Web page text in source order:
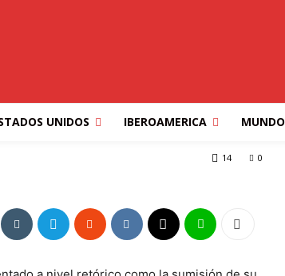
UNIDOS IBEROAMERICA MUNDO
0
14